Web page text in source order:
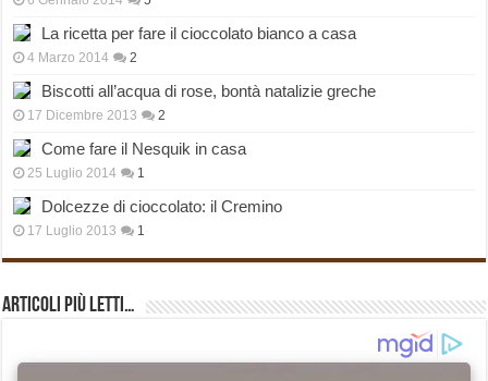
La ricetta per fare il cioccolato bianco a casa
4 Marzo 2014 2
Biscotti all’acqua di rose, bontà natalizie greche
17 Dicembre 2013 2
Come fare il Nesquik in casa
25 Luglio 2014 1
Dolcezze di cioccolato: il Cremino
17 Luglio 2013 1
Articoli più Letti…